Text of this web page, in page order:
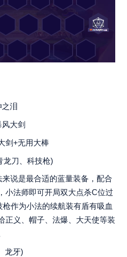
泪
大剑
剑+无用大棒
龙刀、科技枪)
说是最合适的蓝量装备，配合
小法师即可开局双大点杀C位过
作为小法的续航装有盾有吸血
正义、帽子、法爆、大天使等装
龙牙)